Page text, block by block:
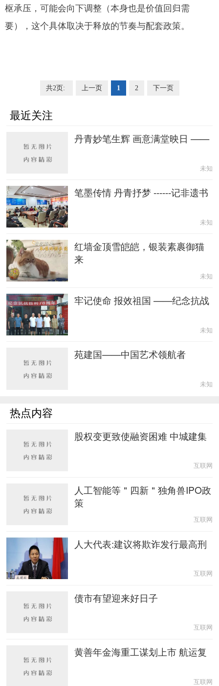
枢承压，可能会向下调整（本身也是价值回归需
要），这个具体取决于释放的节奏与配套政策。
共2页: 上一页 1 2 下一页
最近关注
丹青妙笔生辉 画意满堂映日 ——
未知
笔墨传情 丹青抒梦 ------记非遗书
未知
红墙金顶雪皑皑，银装素裹御猫
来
未知
牢记使命 报效祖国 ——纪念抗战
未知
苑建国——中国艺术领航者
未知
热点内容
股权变更致使融资困难 中城建集
互联网
人工智能等＂四新＂独角兽IPO政
策
互联网
人大代表:建议将欺诈发行最高刑
互联网
债市有望迎来好日子
互联网
黄善年金海重工谋划上市 航运复
互联网